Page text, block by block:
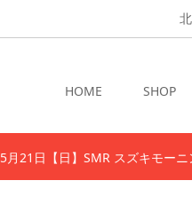
HOME SHOP
5月21日【日】SMR スズキモー